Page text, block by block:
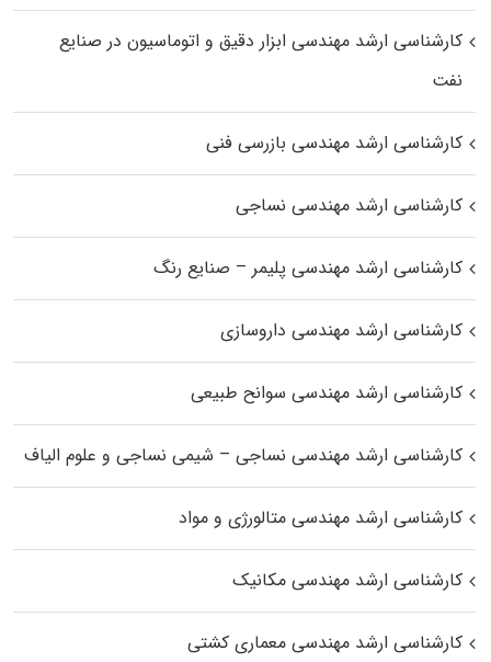
کارشناسی ارشد مهندسی ابزار دقیق و اتوماسیون در صنایع
نفت
کارشناسی ارشد مهندسی بازرسی فنی
کارشناسی ارشد مهندسی نساجی
کارشناسی ارشد مهندسی پلیمر – صنایع رنگ
کارشناسی ارشد مهندسی داروسازی
کارشناسی ارشد مهندسی سوانح طبیعی
کارشناسی ارشد مهندسی نساجی – شیمی نساجی و علوم الیاف
کارشناسی ارشد مهندسی متالورژی و مواد
کارشناسی ارشد مهندسی مکانیک
کارشناسی ارشد مهندسی معماری کشتی